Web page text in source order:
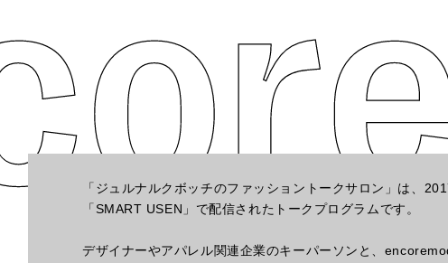
「ジュルナルクボッチのファッショントークサロン」は、
「SMART USEN」で配信されたトークプログラムです。
デザイナーやアパレル関連企業のキーパーソンと、